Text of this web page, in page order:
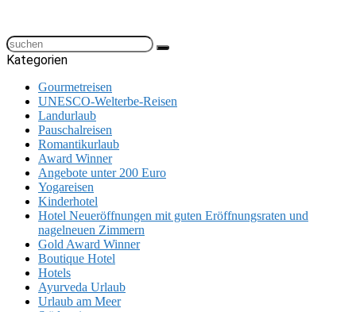
Kategorien
Gourmetreisen
UNESCO-Welterbe-Reisen
Landurlaub
Pauschalreisen
Romantikurlaub
Award Winner
Angebote unter 200 Euro
Yogareisen
Kinderhotel
Hotel Neueröffnungen mit guten Eröffnungsraten und
nagelneuen Zimmern
Gold Award Winner
Boutique Hotel
Hotels
Ayurveda Urlaub
Urlaub am Meer